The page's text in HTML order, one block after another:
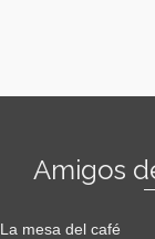
Amigos
La mesa del café